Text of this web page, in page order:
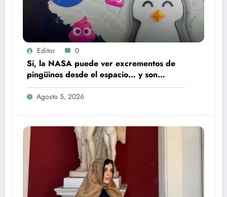
Editor 0
Sí, la NASA puede ver excrementos de
pingüinos desde el espacio… y son
rosados
Agosto 5, 2026